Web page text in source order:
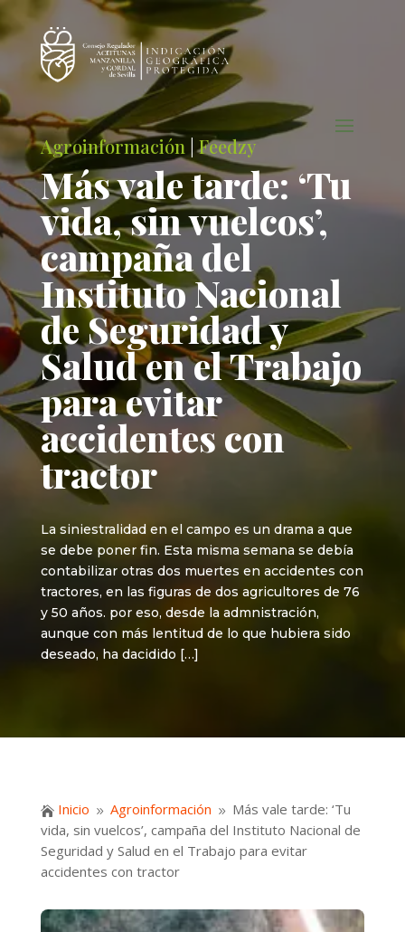
Agroinformación |Feedzy
Más vale tarde: ‘Tu
vida, sin vuelcos’,
campaña del
Instituto Nacional
de Seguridad y
Salud en el Trabajo
para evitar
accidentes con
tractor
La siniestralidad en el campo es un drama a que
se debe poner fin. Esta misma semana se debía
contabilizar otras dos muertes en accidentes con
tractores, en las figuras de dos agricultores de 76
y 50 años. por eso, desde la admnistración,
aunque con más lentitud de lo que hubiera sido
deseado, ha dacidido […]
 Inicio 9 Agroinformación 9 Más vale tarde: ‘Tu
vida, sin vuelcos’, campaña del Instituto Nacional de
Seguridad y Salud en el Trabajo para evitar
accidentes con tractor